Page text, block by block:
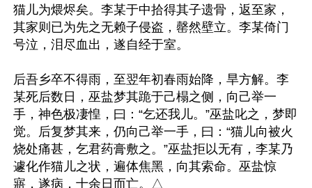
猫儿为煨烬矣。李某于中拾得其子遗骨，返至家，
其家则已为先之无赖子侵盗，罄然壁立。李某倚门
号泣，泪尽血出，遂自经于室。
后吾乡卒不得雨，至翌年初春雨始降，旱方解。李
某死后数日，巫盐梦其跪于己榻之侧，向己举一
手，神色极凄惶，曰：“乞还我儿。”巫盐叱之，梦即
觉。后复梦其来，仍向己举一手，曰：“猫儿向被火
烧处痛甚，乞君药膏敷之。”巫盐拒以无有，李某乃
遽化作猫儿之状，遍体焦黑，向其索命。巫盐惊